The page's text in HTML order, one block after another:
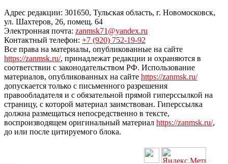
Адрес редакции: 301650, Тульская область, г. Новомосковск,
ул. Шахтеров, 26, помещ. 64
Электронная почта: zanmsk71@yandex.ru
Контактный телефон: +7 (920) 752-19-92
Все права на материалы, опубликованные на сайте
https://zanmsk.ru/, принадлежат редакции и охраняются в
соответствии с законодательством РФ. Использование
материалов, опубликованных на сайте https://zanmsk.ru/
допускается только с письменного разрешения
правообладателя и с обязательной прямой гиперссылкой на
страницу, с которой материал заимствован. Гиперссылка
должна размещаться непосредственно в тексте,
воспроизводящем оригинальный материал https://zanmsk.ru/,
до или после цитируемого блока.